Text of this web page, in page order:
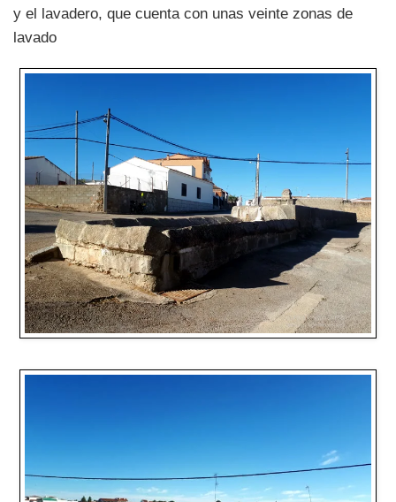
y el lavadero, que cuenta con unas veinte zonas de
lavado